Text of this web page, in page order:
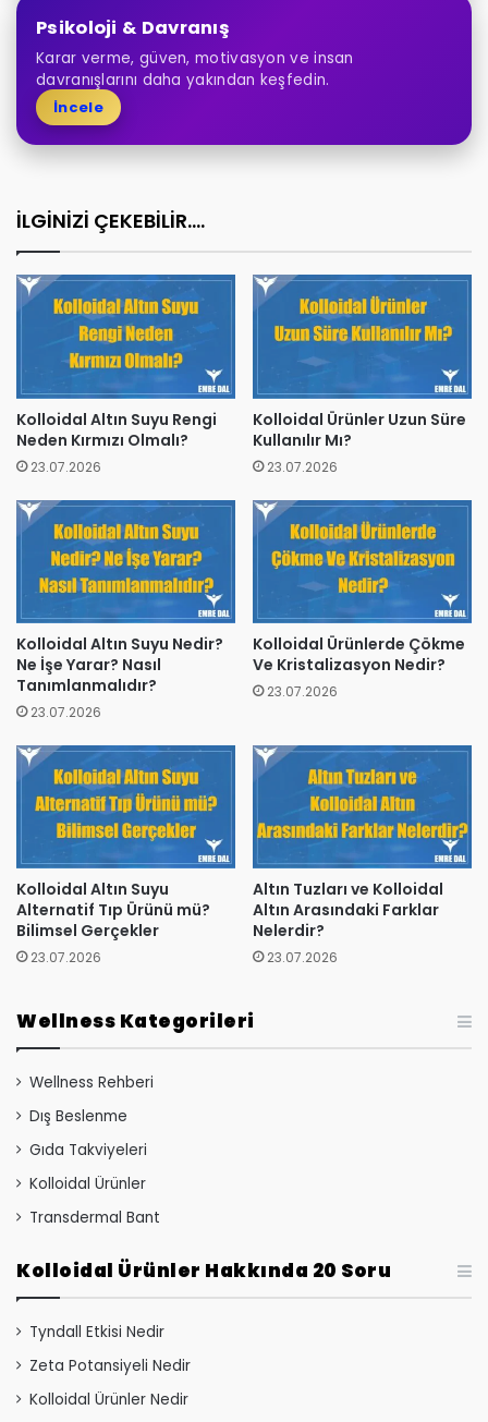
Psikoloji & Davranış
Karar verme, güven, motivasyon ve insan
davranışlarını daha yakından keşfedin.
İncele
İLGİNİZİ ÇEKEBİLİR....
Kolloidal Altın Suyu Rengi
Neden Kırmızı Olmalı?
23.07.2026
Kolloidal Ürünler Uzun Süre
Kullanılır Mı?
23.07.2026
Kolloidal Altın Suyu Nedir?
Ne İşe Yarar? Nasıl
Tanımlanmalıdır?
23.07.2026
Kolloidal Ürünlerde Çökme
Ve Kristalizasyon Nedir?
23.07.2026
Kolloidal Altın Suyu
Alternatif Tıp Ürünü mü?
Bilimsel Gerçekler
23.07.2026
Altın Tuzları ve Kolloidal
Altın Arasındaki Farklar
Nelerdir?
23.07.2026
Wellness Kategorileri
Wellness Rehberi
Dış Beslenme
Gıda Takviyeleri
Kolloidal Ürünler
Transdermal Bant
Kolloidal Ürünler Hakkında 20 Soru
Tyndall Etkisi Nedir
Zeta Potansiyeli Nedir
Kolloidal Ürünler Nedir